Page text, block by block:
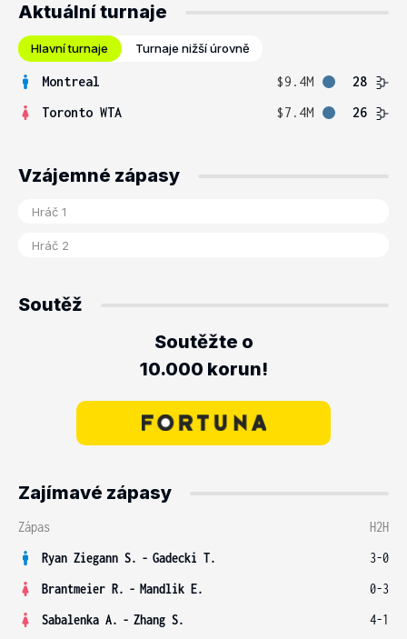
Aktuální turnaje
Hlavní turnaje Turnaje nižší úrovně
Montreal $9.4M
28
Toronto WTA
$7.4M 26
Vzájemné zápasy
Soutěž
Soutěžte o
10.000 korun!
Zajímavé zápasy
Zápas
H2H
Ryan Ziegann S. - Gadecki T.
3-0
Brantmeier R. - Mandlik E.
0-3
Sabalenka A. - Zhang S.
4-1